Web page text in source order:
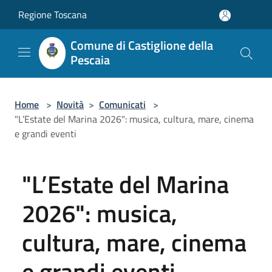
Regione Toscana
Comune di Castiglione della
Pescaia
Home > Novità > Comunicati >
"L’Estate del Marina 2026": musica, cultura, mare, cinema
e grandi eventi
"L’Estate del Marina
2026": musica,
cultura, mare, cinema